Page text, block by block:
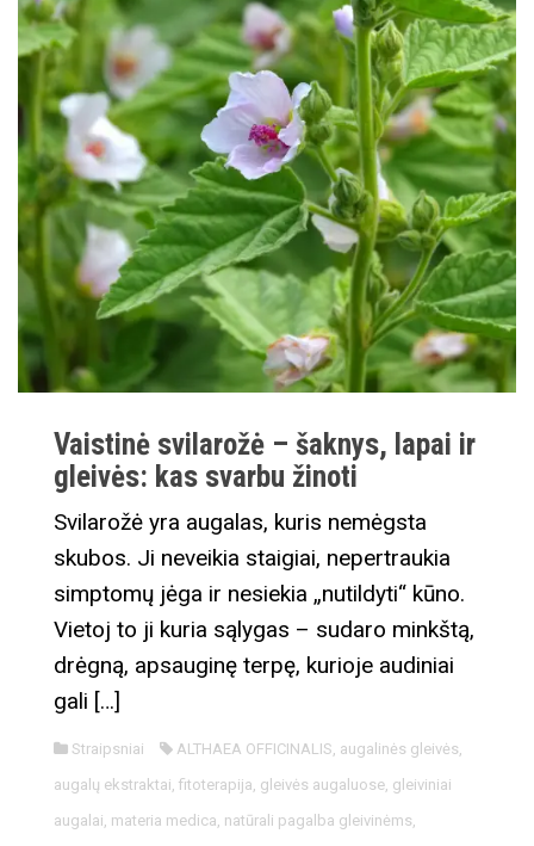
Vaistinė svilarožė – šaknys, lapai ir
gleivės: kas svarbu žinoti
Svilarožė yra augalas, kuris nemėgsta
skubos. Ji neveikia staigiai, nepertraukia
simptomų jėga ir nesiekia „nutildyti“ kūno.
Vietoj to ji kuria sąlygas – sudaro minkštą,
drėgną, apsauginę terpę, kurioje audiniai
gali […]
Straipsniai ALTHAEA OFFICINALIS, augalinės gleivės,
augalų ekstraktai, fitoterapija, gleivės augaluose, gleiviniai
augalai, materia medica, natūrali pagalba gleivinėms,